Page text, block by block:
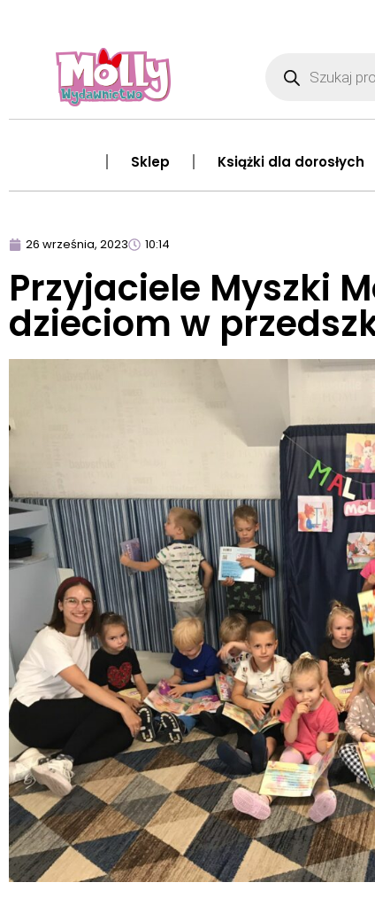
Sklep Książki dla dorosłych
26 września, 2023 10:14
Przyjaciele Myszki
dzieciom w